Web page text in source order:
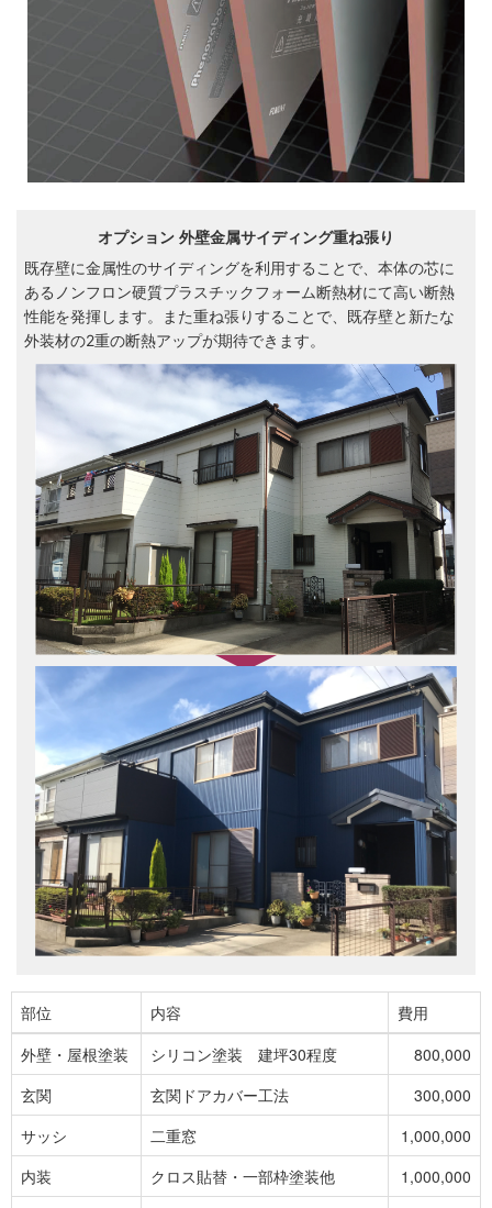
オプション 外壁金属サイディング重ね張り
既存壁に金属性のサイディングを利用することで、本体の芯に
あるノンフロン硬質プラスチックフォーム断熱材にて高い断熱
性能を発揮します。また重ね張りすることで、既存壁と新たな
外装材の2重の断熱アップが期待できます。
部位 内容
費用
外壁・屋根塗装
シリコン塗装 建坪30程度
800,000
玄関
玄関ドアカバー工法
300,000
サッシ
二重窓
1,000,000
内装
クロス貼替・一部枠塗装他
1,000,000